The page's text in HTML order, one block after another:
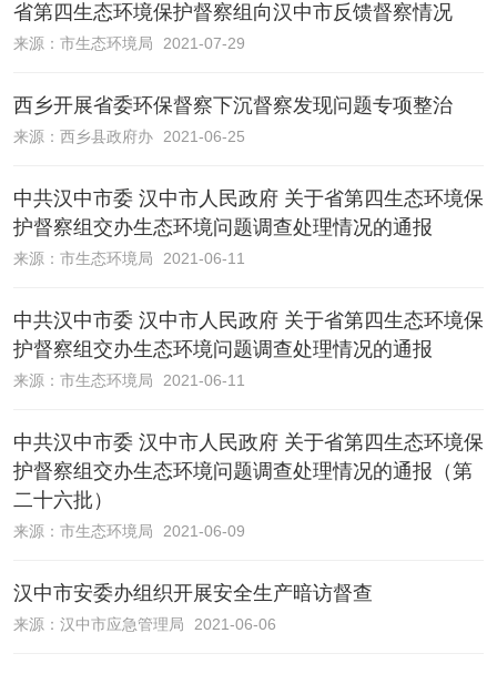
省第四生态环境保护督察组向汉中市反馈督察情况
来源： 市生态环境局 2021-07-29
西乡开展省委环保督察下沉督察发现问题专项整治
来源： 西乡县政府办 2021-06-25
中共汉中市委 汉中市人民政府 关于省第四生态环境保
护督察组交办生态环境问题调查处理情况的通报
来源： 市生态环境局 2021-06-11
中共汉中市委 汉中市人民政府 关于省第四生态环境保
护督察组交办生态环境问题调查处理情况的通报
来源： 市生态环境局 2021-06-11
中共汉中市委 汉中市人民政府 关于省第四生态环境保
护督察组交办生态环境问题调查处理情况的通报（第
二十六批）
来源： 市生态环境局 2021-06-09
汉中市安委办组织开展安全生产暗访督查
来源： 汉中市应急管理局 2021-06-06